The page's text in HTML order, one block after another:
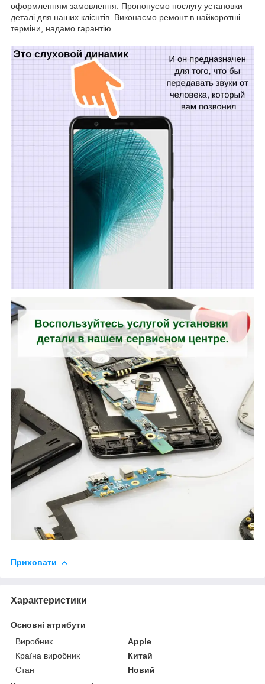
оформленням замовлення. Пропонуємо послугу установки
деталі для наших клієнтів. Виконаємо ремонт в найкоротші
терміни, надамо гарантію.
Приховати
Характеристики
Основні атрибути
Виробник
Apple
Країна виробник
Китай
Стан
Новий